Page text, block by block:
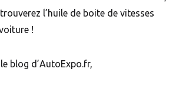
l’huile de boite de vitesses
!
blog d’AutoExpo.fr,